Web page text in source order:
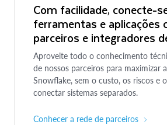
Com facilidade, conecte-
ferramentas e aplicações
parceiros e integradores
Aproveite todo o conhecimento
de nossos parceiros para maximizar
Snowflake, sem o custo, os riscos e
conectar sistemas separados.
Conhecer a rede de parceiros